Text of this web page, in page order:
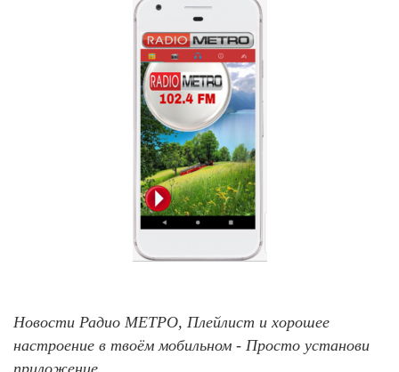
Новости Радио МЕТРО, Плейлист и хорошее
настроение в твоём мобильном - Просто установи
приложение